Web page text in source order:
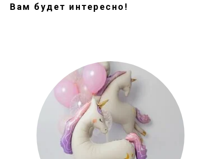
Вам будет интересно!